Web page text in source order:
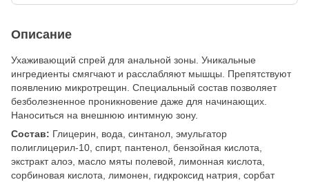
Описание
Ухаживающий спрей для анальной зоны. Уникальные
ингредиенты смягчают и расслабляют мышцы. Препятствуют
появлению микротрещин. Специальный состав позволяет
безболезненное проникновение даже для начинающих.
Наноситься на внешнюю интимную зону.
Состав: Глицерин, вода, синтанол, эмульгатор
полиглицерил-10, спирт, пантенол, бензойная кислота,
экстракт алоэ, масло мяты полевой, лимонная кислота,
сорбиновая кислота, лимонен, гидкроксид натрия, сорбат